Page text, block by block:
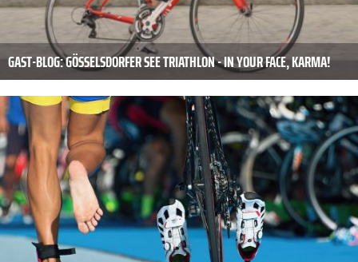
GAST-BLOG: GÖSSELSDORFER SEE TRIATHLON - IN YOUR FACE, KARMA!